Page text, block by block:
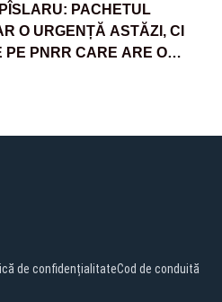
PACHETUL
O URGENȚĂ ASTĂZI, CI
PE PNRR CARE ARE O
de confidențialitateCod de conduită